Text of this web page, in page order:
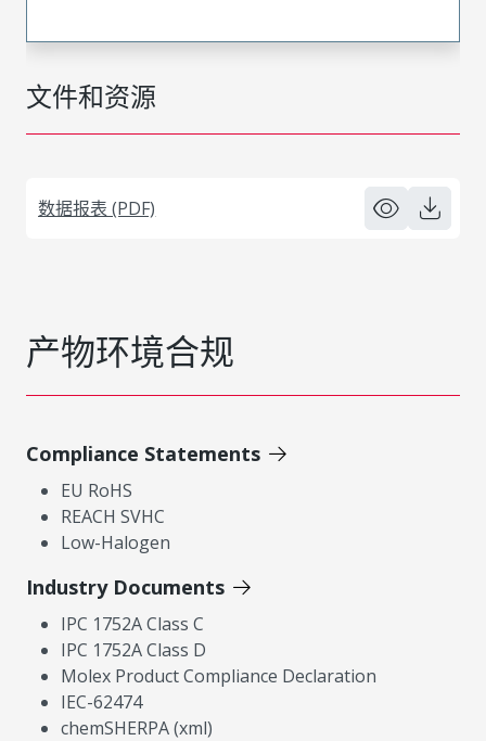
文件和资源
数据报表 (PDF)
产物环境合规
Compliance Statements
EU RoHS
REACH SVHC
Low-Halogen
Industry Documents
IPC 1752A Class C
IPC 1752A Class D
Molex Product Compliance Declaration
IEC-62474
chemSHERPA (xml)